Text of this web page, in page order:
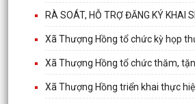
RÀ SOÁT, HỖ TRỢ ĐĂNG KÝ KHAI
Xã Thượng Hồng tổ chức kỳ họp
Xã Thượng Hồng tổ chức thăm,
Xã Thượng Hồng triển khai thực